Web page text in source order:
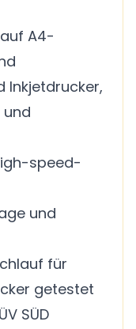
A4-
Inkjetdrucker,
und
speed-
und
für
getestet
SÜD